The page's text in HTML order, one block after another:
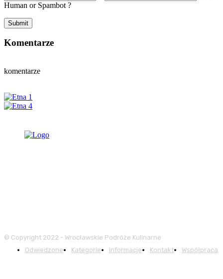
Human or Spambot ?
Komentarze
komentarze
© Copyright 2022 - Wrocławskie Podróże Kulinarne
Odwiedzone
Kategorie Informacje Kontakt Współpraca